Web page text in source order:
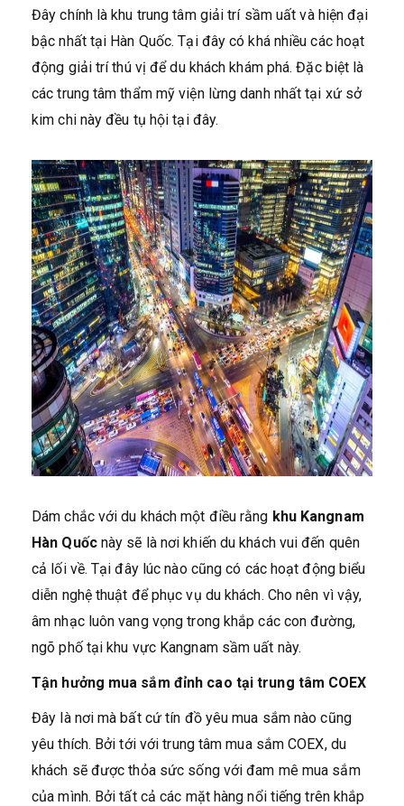
Đây chính là khu trung tâm giải trí sầm uất và hiện đại
bậc nhất tại Hàn Quốc. Tại đây có khá nhiều các hoạt
động giải trí thú vị để du khách khám phá. Đặc biệt là
các trung tâm thẩm mỹ viện lừng danh nhất tại xứ sở
kim chi này đều tụ hội tại đây.
Dám chắc với du khách một điều rằng khu Kangnam
Hàn Quốcnày sẽ là nơi khiến du khách vui đến quên
cả lối về. Tại đây lúc nào cũng có các hoạt động biểu
diễn nghệ thuật để phục vụ du khách. Cho nên vì vậy,
âm nhạc luôn vang vọng trong khắp các con đường,
ngõ phố tại khu vực Kangnam sầm uất này.
Tận hưởng mua sắm đỉnh cao tại trung tâm COEX
Đây là nơi mà bất cứ tín đồ yêu mua sắm nào cũng
yêu thích. Bởi tới với trung tâm mua sắm COEX, du
khách sẽ được thỏa sức sống với đam mê mua sắm
của mình. Bởi tất cả các mặt hàng nổi tiếng trên khắp